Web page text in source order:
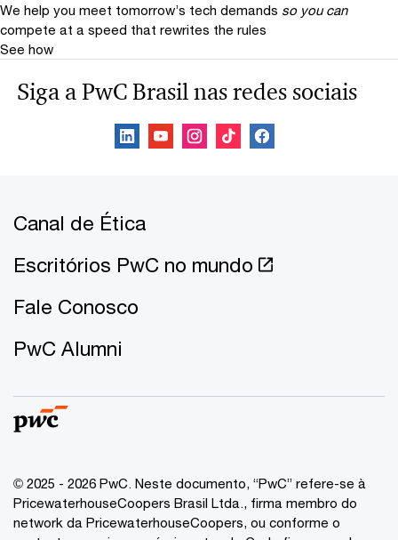
We help you meet tomorrow’s tech demands so you can
compete at a speed that rewrites the rules
See how
Siga a PwC Brasil nas redes sociais
Canal de Ética
Escritórios PwC no mundo
Fale Conosco
PwC Alumni
© 2025 - 2026 PwC. Neste documento, “PwC” refere-se à
PricewaterhouseCoopers Brasil Ltda., firma membro do
network da PricewaterhouseCoopers, ou conforme o